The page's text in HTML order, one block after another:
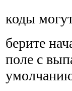
коды
берите
поле с